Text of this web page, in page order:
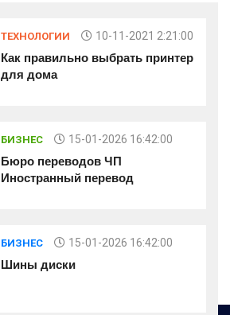
ТЕХНОЛОГИИ 10-11-2021 2:21:00
Как правильно выбрать принтер
для дома
БИЗНЕС 15-01-2026 16:42:00
Бюро переводов ЧП
Иностранный перевод
БИЗНЕС 15-01-2026 16:42:00
Шины диски